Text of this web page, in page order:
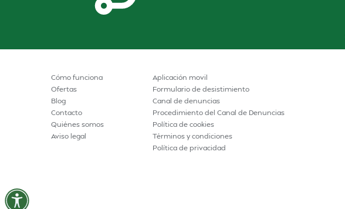
Cómo funciona
Ofertas
Blog
Contacto
Quiénes somos
Aviso legal
Aplicación movil
Formulario de desistimiento
Canal de denuncias
Procedimiento del Canal de Denuncias
Política de cookies
Términos y condiciones
Política de privacidad